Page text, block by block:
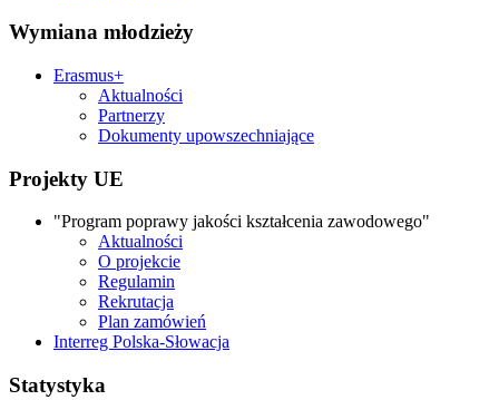
Wymiana młodzieży
Erasmus+
Aktualności
Partnerzy
Dokumenty upowszechniające
Projekty UE
"Program poprawy jakości kształcenia zawodowego"
Aktualności
O projekcie
Regulamin
Rekrutacja
Plan zamówień
Interreg Polska-Słowacja
Statystyka